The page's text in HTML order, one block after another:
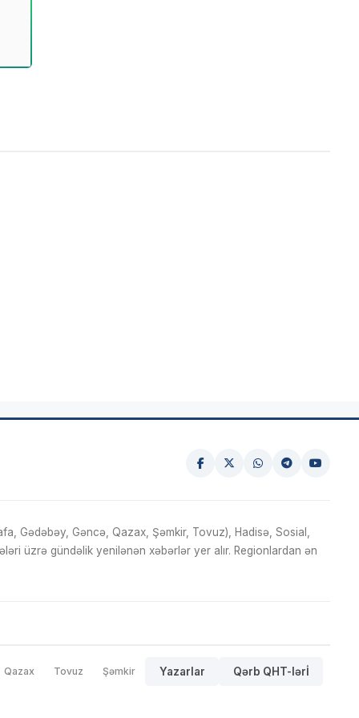
Gədəbəy, Gəncə, Qazax, Şəmkir, Tovuz), Hadisə, Sosial,
üzrə gündəlik yenilənən xəbərlər yer alır. Regionlardan ən
Qazax Tovuz Şəmkir Yazarlar Qərb QHT-lərİ